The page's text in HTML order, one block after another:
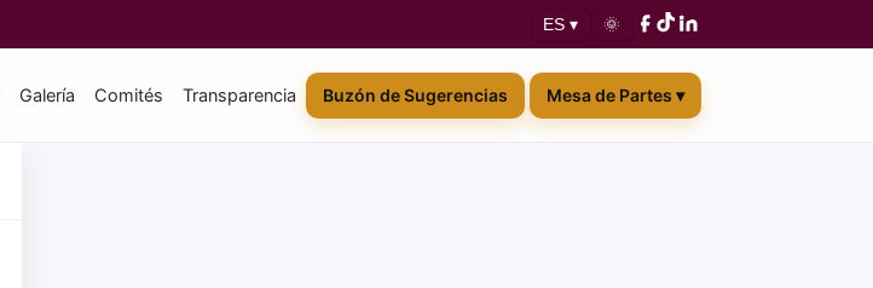
ES ▾ 🌞
Galería Comités Transparencia Buzón de Sugerencias Mesa de Partes ▾